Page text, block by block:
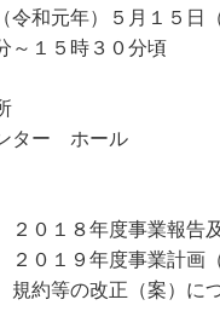
令和元年）５月１５日（
～１５時３０分頃
ター ホール
０１８年度事業報告
０１９年度事業計画
約等の改正（案）に